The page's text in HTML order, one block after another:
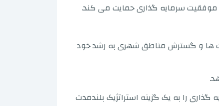
موفقیت سرمایه گذاری حمایت می کند.
ها و گسترش مناطق شهری به رشد خود
را به یک گزینه استراتژیک بلندمدت